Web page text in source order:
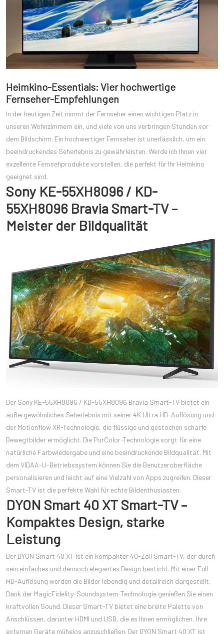
Heimkino-Essentials: Vier hochwertige
Fernseher-Empfehlungen
In der heutigen Zeit nimmt der Fernseher einen wichtigen Platz in
unseren Wohnzimmern ein, und viele von uns verbringen Stunden vor
dem Bildschirm. Ein hochwertiger Fernseher ist unerlässlich, um ein
beeindruckendes Seherlebnis zu gewährleisten. Werde ich Ihnen vier
exzellente Fernsehprodukte vorstellen, die perfekt für Ihr Heimkino
geeignet sind.
Sony KE-55XH8096 / KD-
55XH8096 Bravia Smart-TV –
Meister der Bildqualität
Der Sony KE-55XH8096 / KD-55XH8096 Bravia Smart-TV bietet ein
außergewöhnliches Seherlebnis mit seiner 4K Ultra HD-Auflösung und
der Motionflow XR-Technologie, die flüssige und gestochen scharfe
Bewegtbilder ermöglicht. Die PurColor-Technologie sorgt für eine
natürliche Farbwiedergabe und eine beeindruckende Bildqualität. Mit
dem VIDAA-U-Betriebssystem können Sie die Benutzeroberfläche
personalisieren und leicht auf eine Vielzahl von Apps zugreifen. Dieser
Smart-TV ist die perfekte Wahl für echte Bildenthusiasten.
DYON Smart 40 XT Smart-TV –
Kompaktes Design, starke
Leistung
Der DYON Smart 40 XT ist ein kompakter 40-Zoll Smart-TV, der durch
sein einfaches und dennoch elegantes Design besticht. Mit einer Full
HD-Auflösung werden die Bilder lebendig und detailreich dargestellt.
Dank der MagicFidelity-Soundsystem-Technologie genießen Sie einen
kraftvollen Sound. Dieser Smart-TV bietet eine breite Palette von
Anschlüssen, darunter HDMI und USB, die es Ihnen ermöglichen, Ihre
externen Geräte mühelos anzuschließen. Der DYON Smart 40 XT ist